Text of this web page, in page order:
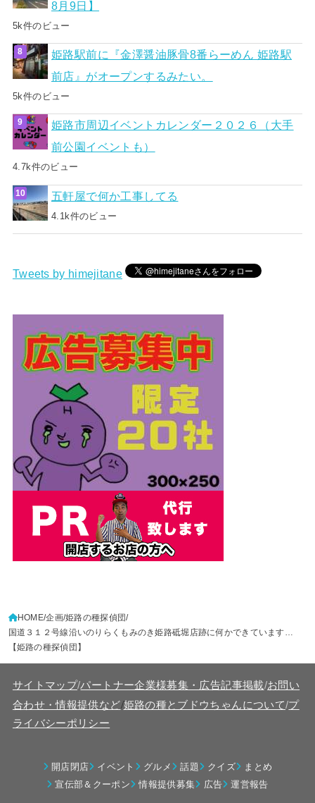
8月9日】
5k件のビュー
姫路駅前に『金澤醤油豚骨8番らーめん 姫路駅
前店』がオープンするみたい。
5k件のビュー
姫路市周辺イベントカレンダー２０２６（大手
前公園イベントも）
4.7k件のビュー
五軒屋で何か工事してる
4.1k件のビュー
Tweets by himejitane
HOME 企画 姫路の種探偵団
国道３１２号線沿いのりらくもみのき姫路砥堀店跡に何かできています…
【姫路の種探偵団】
サイトマップ/パートナー企業様募集・広告記事掲載/お問い
合わせ・情報提供など/姫路の種とブドウちゃんについて/プ
ライバシーポリシー
開店閉店 イベント グルメ 話題 クイズ
まとめ
宣伝部＆クーポン
情報提供募集 広告 運営報告